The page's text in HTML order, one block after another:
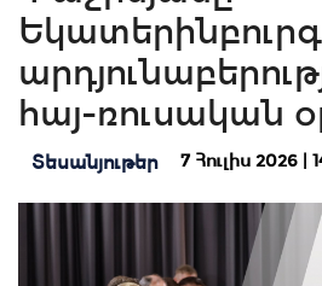
հայ-ռուսական
Տեսանյութեր 7 Հուլիս 2026 |